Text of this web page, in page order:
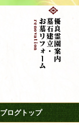
ブログトップ